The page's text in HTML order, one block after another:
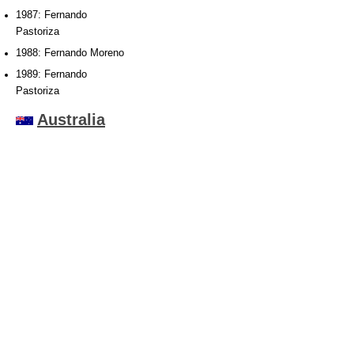
1987: Fernando
Pastoriza
1988: Fernando Moreno
1989: Fernando
Pastoriza
Australia